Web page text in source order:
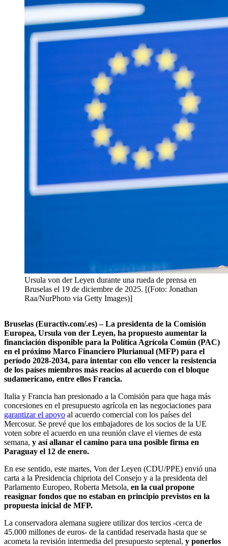
Ursula von der Leyen durante una rueda de prensa en
Bruselas el 19 de diciembre de 2025. [(Foto: Jonathan
Raa/NurPhoto via Getty Images)]
Bruselas (Euractiv.com/.es) – La presidenta de la Comisión
Europea, Ursula von der Leyen, ha propuesto aumentar la
financiación disponible para la Política Agrícola Común (PAC)
en el próximo Marco Financiero Plurianual (MFP) para el
período 2028-2034, para intentar con ello vencer la resistencia
de los países miembros más reacios al acuerdo con el bloque
sudamericano, entre ellos Francia.
Italia y Francia han presionado a la Comisión para que haga más
concesiones en el presupuesto agrícola en las negociaciones para
garantizar el apoyo al acuerdo comercial con los países del
Mercosur. Se prevé que los embajadores de los socios de la UE
voten sobre el acuerdo en una reunión clave el viernes de esta
semana, y así allanar el camino para una posible firma en
Paraguay el 12 de enero.
En ese sentido, este martes, Von der Leyen (CDU/PPE) envió una
carta a la Presidencia chipriota del Consejo y a la presidenta del
Parlamento Europeo, Roberta Metsola, en la cual propone
reasignar fondos que no estaban en principio previstos en la
propuesta inicial de MFP.
La conservadora alemana sugiere utilizar dos tercios -cerca de
45.000 millones de euros- de la cantidad reservada hasta que se
acometa la revisión intermedia del presupuesto septenal, y ponerlos